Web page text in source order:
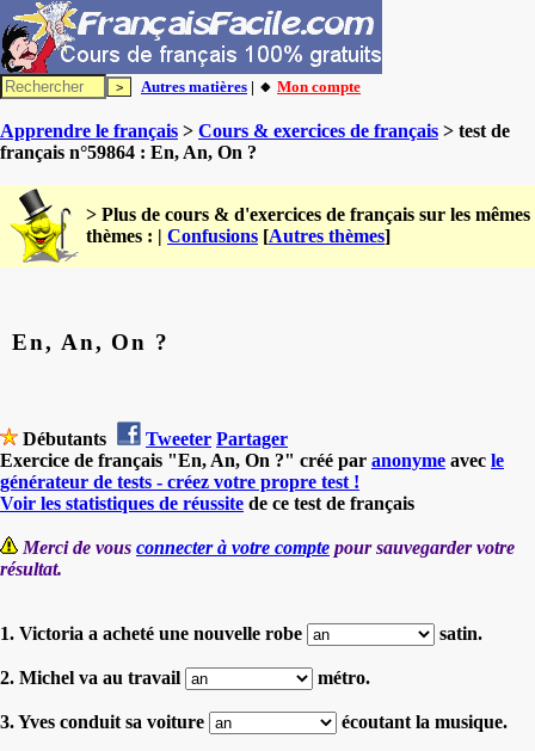
Autres matières | 🔸 Mon compte
Apprendre le français > Cours & exercices de français > test de
français n°59864 : En, An, On ?
> Plus de cours & d'exercices de français sur les mêmes
thèmes : | Confusions [Autres thèmes]
En, An, On ?
Débutants Tweeter Partager
Exercice de français "En, An, On ?" créé par anonyme avec le
générateur de tests - créez votre propre test !
Voir les statistiques de réussite de ce test de français
Merci de vous connecter à votre compte pour sauvegarder votre
résultat.
1. Victoria a acheté une nouvelle robe satin.
2. Michel va au travail métro.
3. Yves conduit sa voiture écoutant la musique.